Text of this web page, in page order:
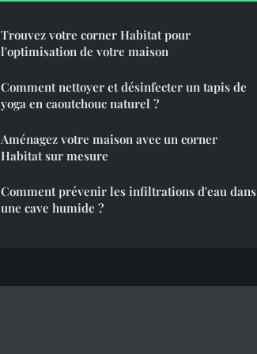
Trouvez votre corner Habitat pour
l'optimisation de votre maison
Comment nettoyer et désinfecter un tapis de
yoga en caoutchouc naturel ?
Aménagez votre maison avec un corner
Habitat sur mesure
Comment prévenir les infiltrations d'eau dans
une cave humide ?